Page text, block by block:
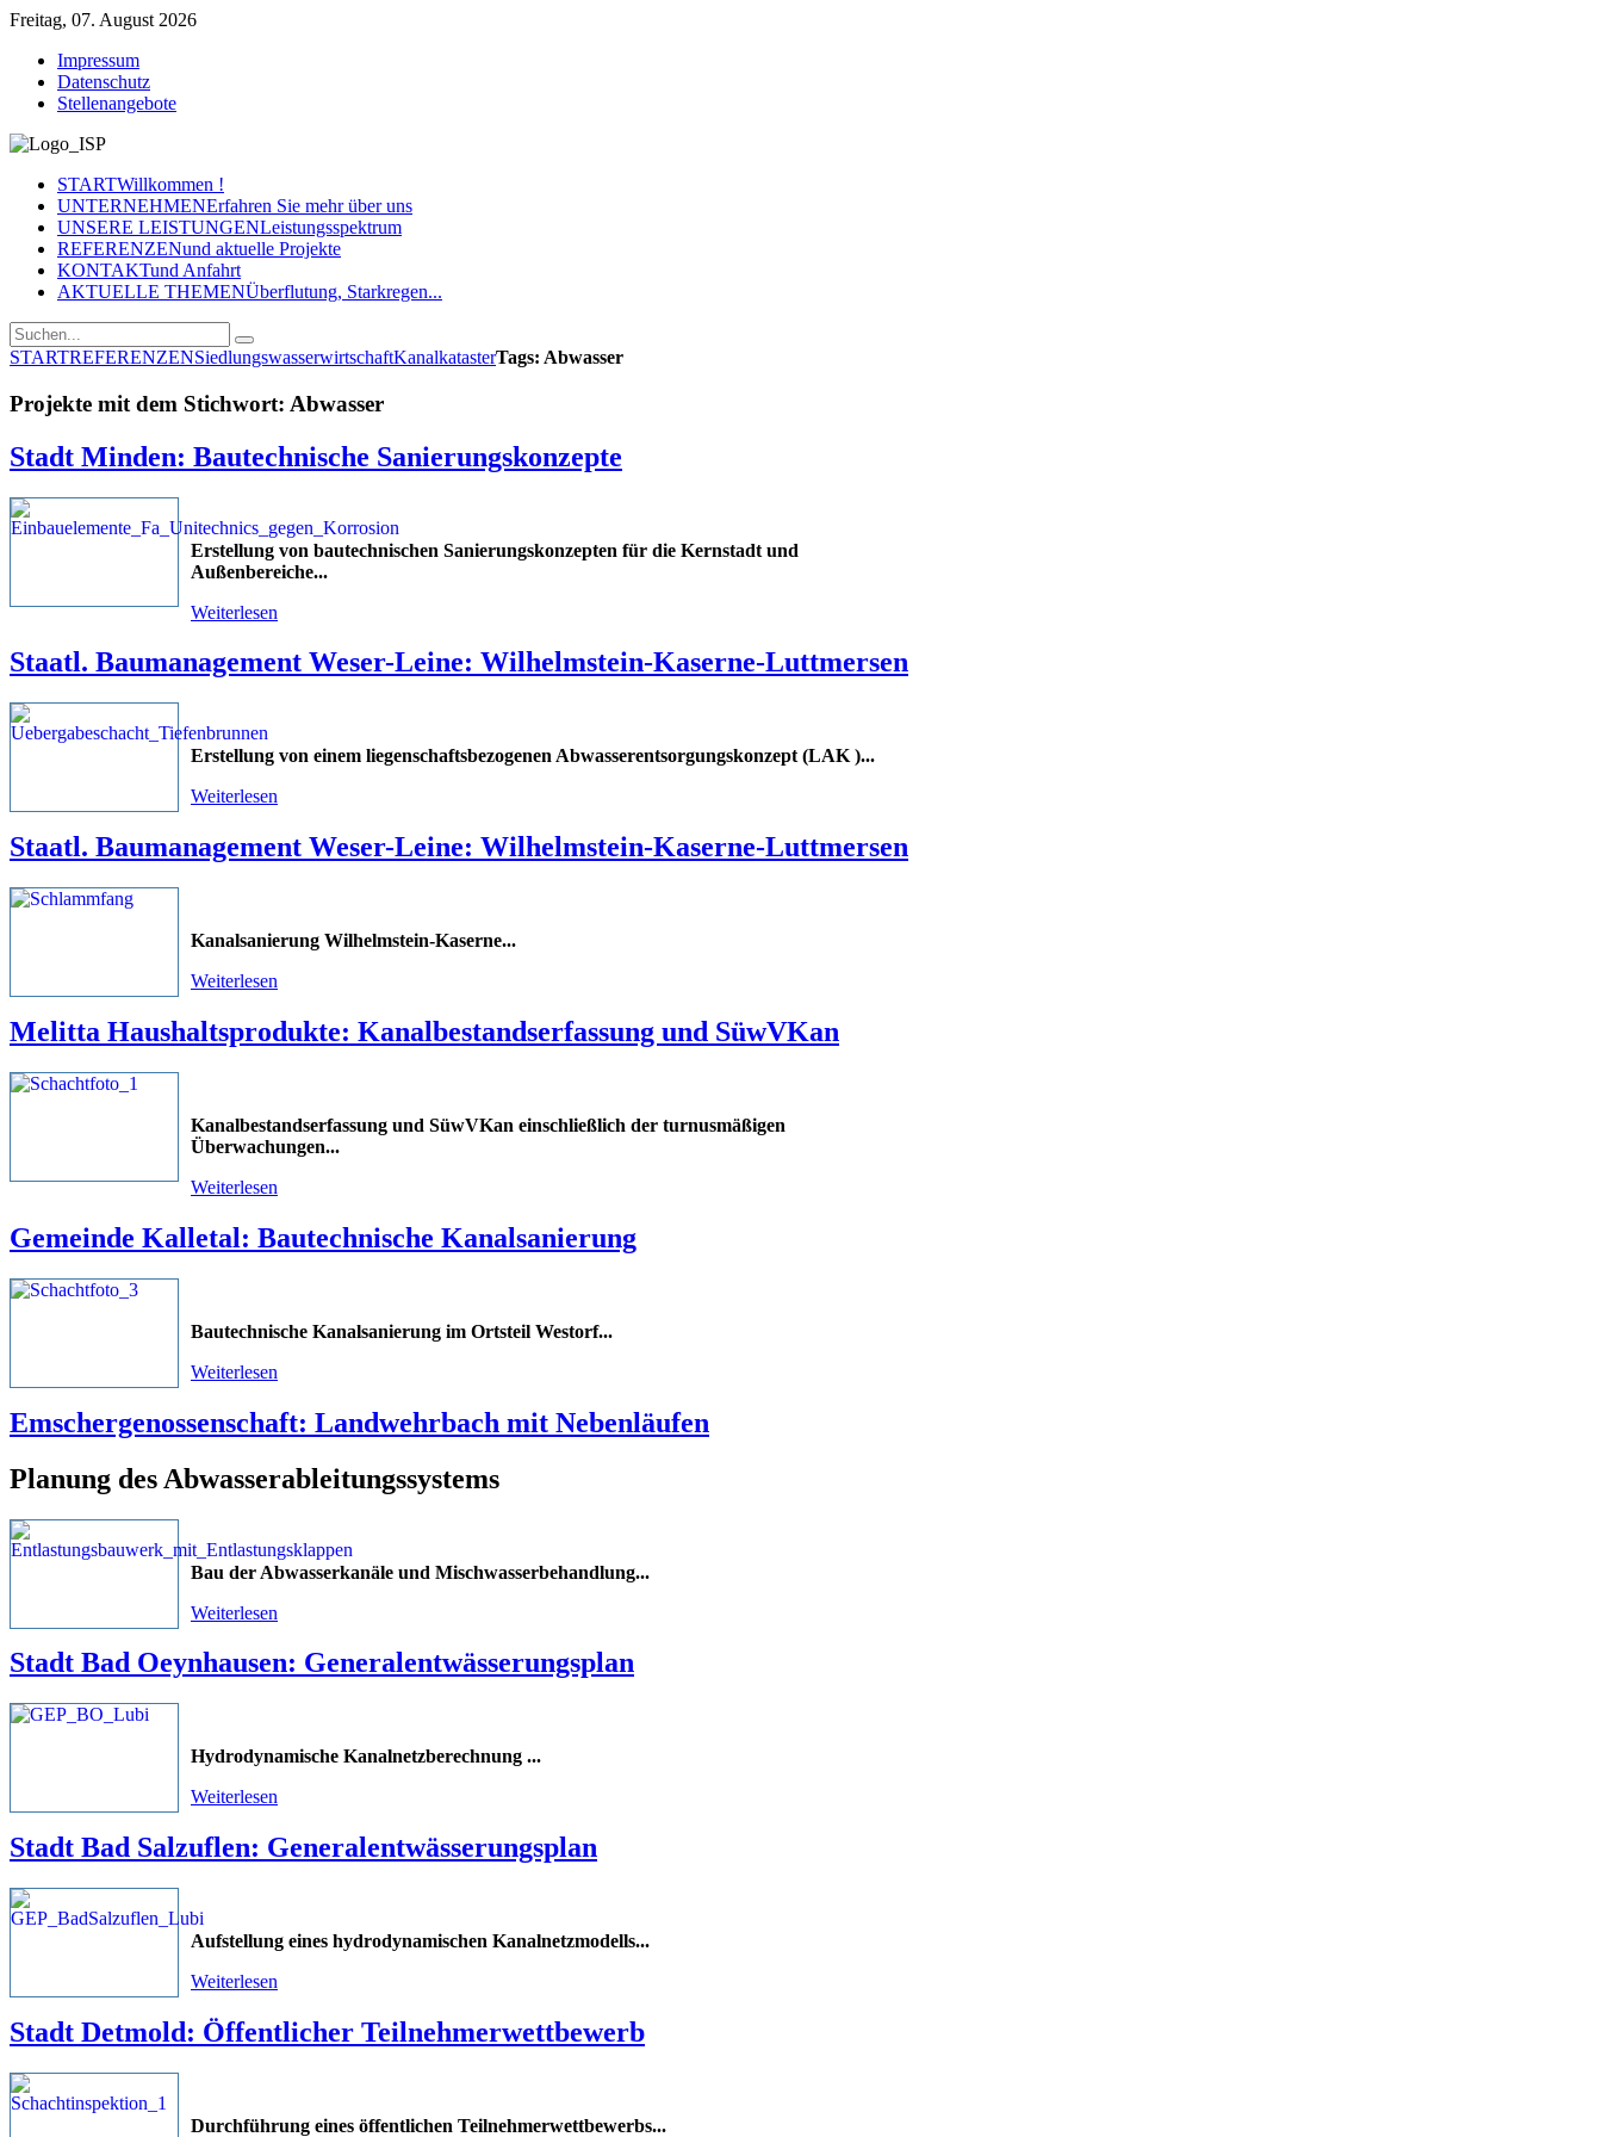
Freitag, 07. August 2026
Impressum
Datenschutz
Stellenangebote
STARTWillkommen !
UNTERNEHMENErfahren Sie mehr über uns
UNSERE LEISTUNGENLeistungsspektrum
REFERENZENund aktuelle Projekte
KONTAKTund Anfahrt
AKTUELLE THEMENÜberflutung, Starkregen...
STARTREFERENZENSiedlungswasserwirtschaftKanalkatasterTags: Abwasser
Projekte mit dem Stichwort: Abwasser
Stadt Minden: Bautechnische Sanierungskonzepte
Erstellung von bautechnischen Sanierungskonzepten für die Kernstadt und
Außenbereiche...
Weiterlesen
Staatl. Baumanagement Weser-Leine: Wilhelmstein-Kaserne-Luttmersen
Erstellung von einem liegenschaftsbezogenen Abwasserentsorgungskonzept (LAK )...
Weiterlesen
Staatl. Baumanagement Weser-Leine: Wilhelmstein-Kaserne-Luttmersen
Kanalsanierung Wilhelmstein-Kaserne...
Weiterlesen
Melitta Haushaltsprodukte: Kanalbestandserfassung und SüwVKan
Kanalbestandserfassung und SüwVKan einschließlich der turnusmäßigen
Überwachungen...
Weiterlesen
Gemeinde Kalletal: Bautechnische Kanalsanierung
Bautechnische Kanalsanierung im Ortsteil Westorf...
Weiterlesen
Emschergenossenschaft: Landwehrbach mit Nebenläufen
Planung des Abwasserableitungssystems
Bau der Abwasserkanäle und Mischwasserbehandlung...
Weiterlesen
Stadt Bad Oeynhausen: Generalentwässerungsplan
Hydrodynamische Kanalnetzberechnung ...
Weiterlesen
Stadt Bad Salzuflen: Generalentwässerungsplan
Aufstellung eines hydrodynamischen Kanalnetzmodells...
Weiterlesen
Stadt Detmold: Öffentlicher Teilnehmerwettbewerb
Durchführung eines öffentlichen Teilnehmerwettbewerbs...